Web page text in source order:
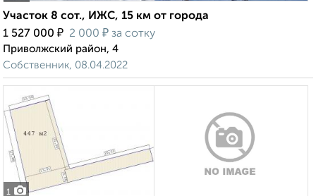
Участок 8 сот., ИЖС, 15 км от города
1 527 000 ₽ 2 000 ₽ за сотку
Приволжский район, 4
Собственник, 08.04.2022
1